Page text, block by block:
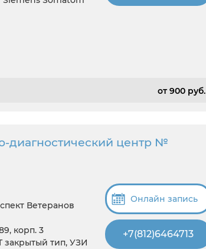
от 900 pуб.
диагностический центр №
Ветеранов
корп. 3
закрытый тип, УЗИ
Онлайн запись
+7(812)6464713